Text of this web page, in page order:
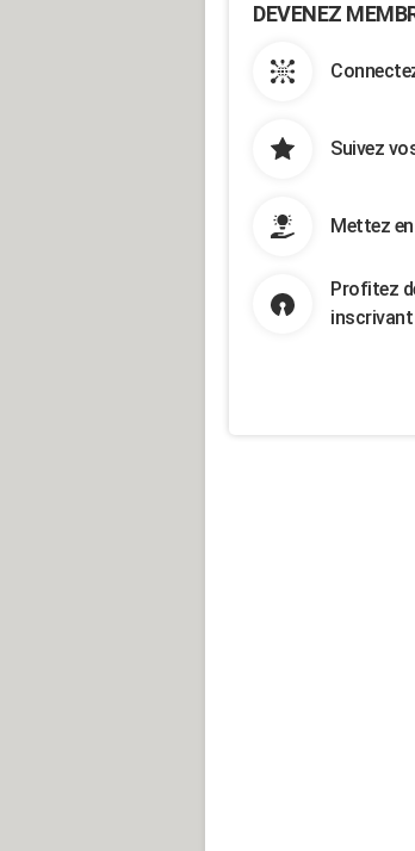
DEVENEZ
Suivez
Mettez
Profitez
inscrivant